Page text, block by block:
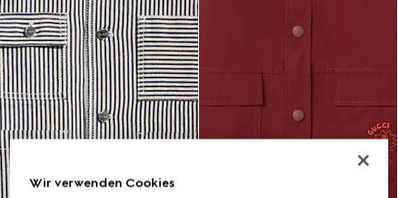
Wir verwenden Cookies